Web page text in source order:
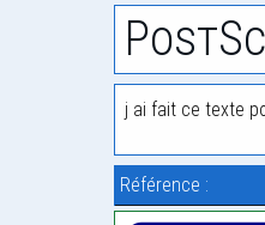
j ai fait ce texte
Référence :